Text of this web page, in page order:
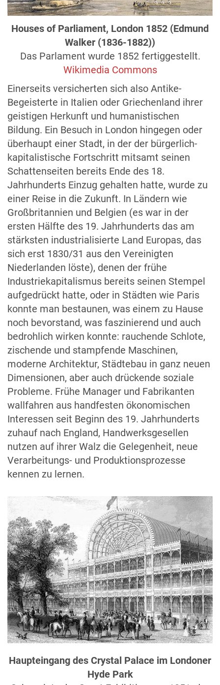
Houses of Parliament, London 1852 (Edmund
Walker (1836-1882))
Das Parlament wurde 1852 fertiggestellt.
Wikimedia Commons
Einerseits versicherten sich also Antike-
Begeisterte in Italien oder Griechenland ihrer
geistigen Herkunft und humanistischen
Bildung. Ein Besuch in London hingegen oder
überhaupt einer Stadt, in der der bürgerlich-
kapitalistische Fortschritt mitsamt seinen
Schattenseiten bereits Ende des 18.
Jahrhunderts Einzug gehalten hatte, wurde zu
einer Reise in die Zukunft. In Ländern wie
Großbritannien und Belgien (es war in der
ersten Hälfte des 19. Jahrhunderts das am
stärksten industrialisierte Land Europas, das
sich erst 1830/31 aus den Vereinigten
Niederlanden löste), denen der frühe
Industriekapitalismus bereits seinen Stempel
aufgedrückt hatte, oder in Städten wie Paris
konnte man bestaunen, was einem zu Hause
noch bevorstand, was faszinierend und auch
bedrohlich wirken konnte: rauchende Schlote,
zischende und stampfende Maschinen,
moderne Architektur, Städtebau in ganz neuen
Dimensionen, aber auch drückende soziale
Probleme. Frühe Manager und Fabrikanten
wallfahren aus handfesten ökonomischen
Interessen seit Beginn des 19. Jahrhunderts
zuhauf nach England, Handwerksgesellen
nutzen auf ihrer Walz die Gelegenheit, neue
Verarbeitungs- und Produktionsprozesse
kennen zu lernen.
Haupteingang des Crystal Palace im Londoner
Hyde Park